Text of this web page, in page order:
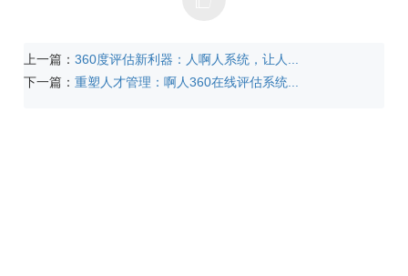
上一篇：360度评估新利器：人啊人系统，让人...
下一篇：重塑人才管理：啊人360在线评估系统...